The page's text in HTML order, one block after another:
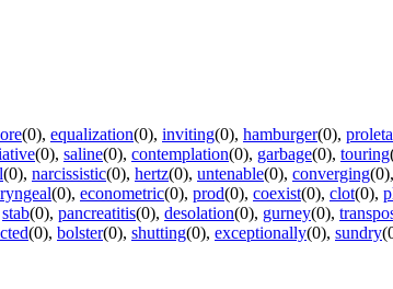
(0), equalization(0), inviting(0), hamburger(0),
(0), saline(0), contemplation(0), garbage(0), touring
(0), narcissistic(0), hertz(0), untenable(0), converging(0)
(0), econometric(0), prod(0), coexist(0), clot(0),
stab(0), pancreatitis(0), desolation(0), gurney(0),
(0), bolster(0), shutting(0), exceptionally(0), sundry